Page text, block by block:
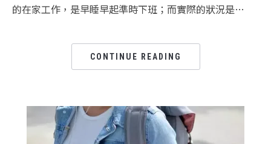
的在家工作，是早睡早起準時下班；而實際的狀況是…
CONTINUE READING